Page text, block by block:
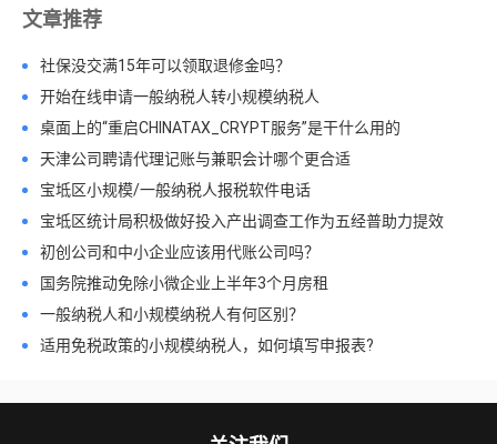
文章推荐
社保没交满15年可以领取退修金吗？
开始在线申请一般纳税人转小规模纳税人
桌面上的“重启CHINATAX_CRYPT服务”是干什么用的
天津公司聘请代理记账与兼职会计哪个更合适
宝坻区小规模/一般纳税人报税软件电话
宝坻区统计局积极做好投入产出调查工作为五经普助力提效
初创公司和中小企业应该用代账公司吗？
国务院推动免除小微企业上半年3个月房租
一般纳税人和小规模纳税人有何区别？
适用免税政策的小规模纳税人，如何填写申报表?